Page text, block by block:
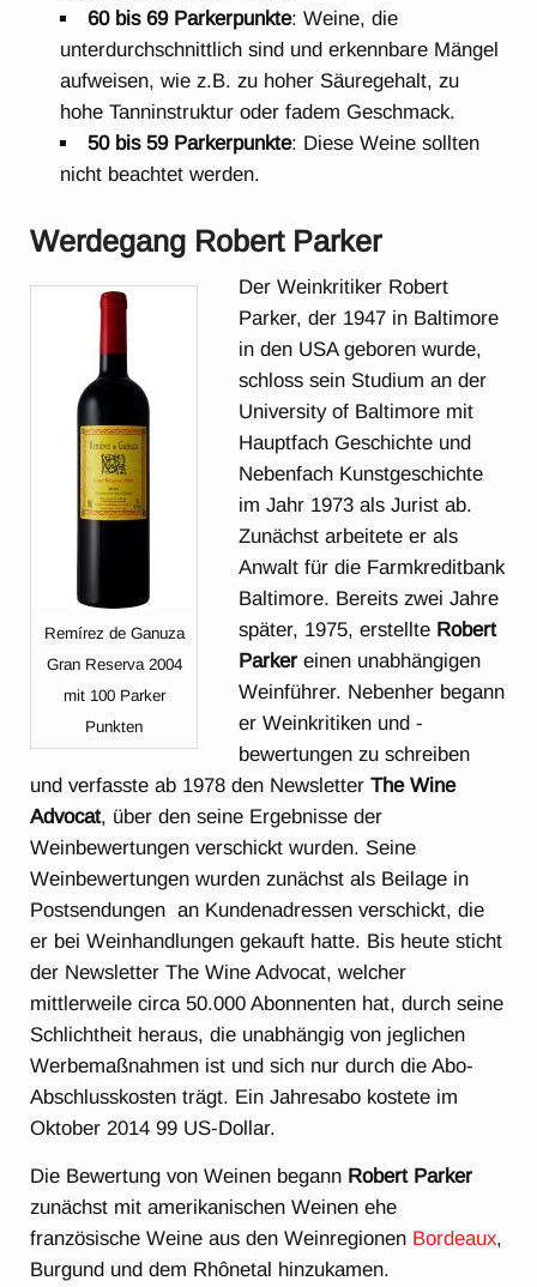
60 bis 69 Parkerpunkte: Weine, die
unterdurchschnittlich sind und erkennbare Mängel
aufweisen, wie z.B. zu hoher Säuregehalt, zu
hohe Tanninstruktur oder fadem Geschmack.
50 bis 59 Parkerpunkte: Diese Weine sollten
nicht beachtet werden.
Werdegang Robert Parker
Remírez de Ganuza
Gran Reserva 2004
mit 100 Parker
Punkten
Der Weinkritiker Robert
Parker, der 1947 in Baltimore
in den USA geboren wurde,
schloss sein Studium an der
University of Baltimore mit
Hauptfach Geschichte und
Nebenfach Kunstgeschichte
im Jahr 1973 als Jurist ab.
Zunächst arbeitete er als
Anwalt für die Farmkreditbank
Baltimore. Bereits zwei Jahre
später, 1975, erstellte Robert
Parkereinen unabhängigen
Weinführer. Nebenher begann
er Weinkritiken und -
bewertungen zu schreiben
und verfasste ab 1978 den NewsletterThe Wine
Advocat, über den seine Ergebnisse der
Weinbewertungen verschickt wurden. Seine
Weinbewertungen wurden zunächst als Beilage in
Postsendungen an Kundenadressen verschickt, die
er bei Weinhandlungen gekauft hatte. Bis heute sticht
der Newsletter The Wine Advocat, welcher
mittlerweile circa 50.000 Abonnenten hat, durch seine
Schlichtheit heraus, die unabhängig von jeglichen
Werbemaßnahmen ist und sich nur durch die Abo-
Abschlusskosten trägt. Ein Jahresabo kostete im
Oktober 2014 99 US-Dollar.
Die Bewertung von Weinen begann Robert Parker
zunächst mit amerikanischen Weinen ehe
französische Weine aus den Weinregionen Bordeaux,
Burgund und dem Rhônetal hinzukamen.